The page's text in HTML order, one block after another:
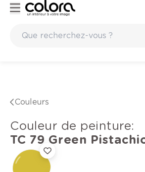
Couleurs
Couleur de peinture:
TC 79 Green